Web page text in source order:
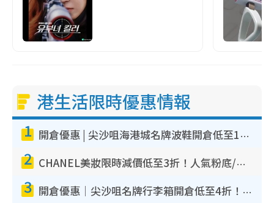
港生活限時優惠情報
1 開倉優惠 | 尖沙咀海港城名牌波鞋開倉低至1折！On鞋$899起／Joy&Peace鞋履$98起
2 CHANEL美妝限時減價低至3折！人氣粉底/唇膏/精華液低至$275！COCO香水都有平
3 開倉優惠｜尖沙咀名牌行李箱開倉低至4折！一連5日 American Tourister/ace./Hallmark $200起！